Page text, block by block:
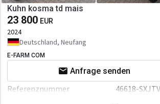
Kuhn kosma td mais
23 800 EUR
2024
Deutschland, Neufang
E-FARM COM
Anfrage senden
Referenznummer 46618-